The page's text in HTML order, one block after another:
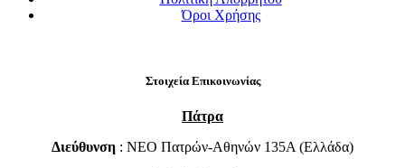
Όροι Χρήσης
Στοιχεία Επικοινωνίας
Πάτρα
Διεύθυνση : NEO Πατρών-Αθηνών 135Α (Ελλάδα)